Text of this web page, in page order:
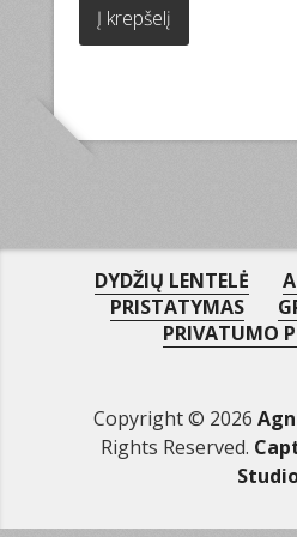
Į krepšelį
DYDŽIŲ LENTELĖ
PRISTATYMAS
PRIVATUMO
Copyright © 2026
Rights Reserved.